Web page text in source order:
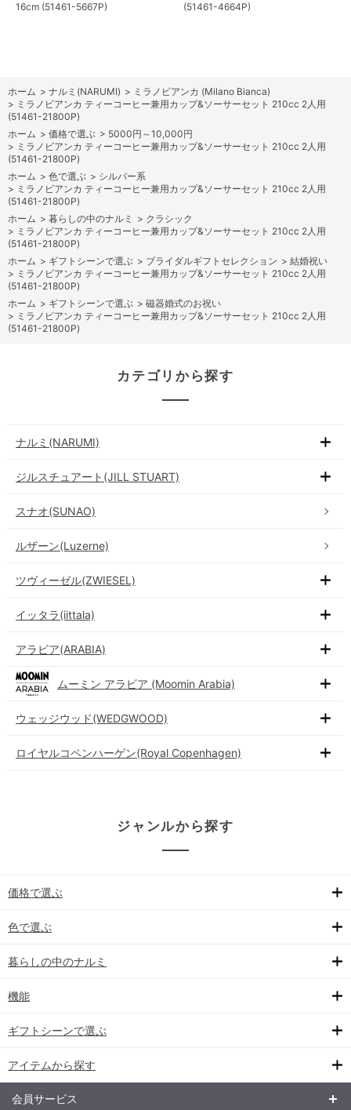
16cm (51461-5667P)
(51461-4664P)
ホーム > ナルミ(NARUMI) > ミラノビアンカ (Milano Bianca)
> ミラノビアンカ ティーコーヒー兼用カップ&ソーサーセット 210cc 2人用
(51461-21800P)
ホーム > 価格で選ぶ > 5000円～10,000円
> ミラノビアンカ ティーコーヒー兼用カップ&ソーサーセット 210cc 2人用
(51461-21800P)
ホーム > 色で選ぶ > シルバー系
> ミラノビアンカ ティーコーヒー兼用カップ&ソーサーセット 210cc 2人用
(51461-21800P)
ホーム > 暮らしの中のナルミ > クラシック
> ミラノビアンカ ティーコーヒー兼用カップ&ソーサーセット 210cc 2人用
(51461-21800P)
ホーム > ギフトシーンで選ぶ > ブライダルギフトセレクション > 結婚祝い
> ミラノビアンカ ティーコーヒー兼用カップ&ソーサーセット 210cc 2人用
(51461-21800P)
ホーム > ギフトシーンで選ぶ > 磁器婚式のお祝い
> ミラノビアンカ ティーコーヒー兼用カップ&ソーサーセット 210cc 2人用
(51461-21800P)
カテゴリから探す
ナルミ(NARUMI)
ジルスチュアート(JILL STUART)
スナオ(SUNAO)
ルザーン(Luzerne)
ツヴィーゼル(ZWIESEL)
イッタラ(iittala)
アラビア(ARABIA)
ムーミン アラビア (Moomin Arabia)
ウェッジウッド(WEDGWOOD)
ロイヤルコペンハーゲン(Royal Copenhagen)
ジャンルから探す
価格で選ぶ
色で選ぶ
暮らしの中のナルミ
機能
ギフトシーンで選ぶ
アイテムから探す
会員サービス